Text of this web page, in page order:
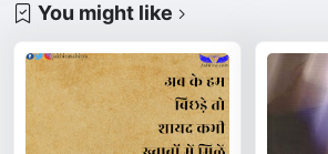
You might like